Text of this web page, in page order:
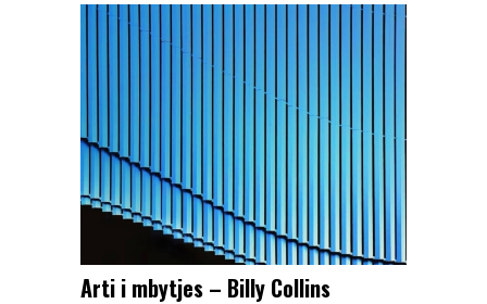
Arti i mbytjes – Billy Collins